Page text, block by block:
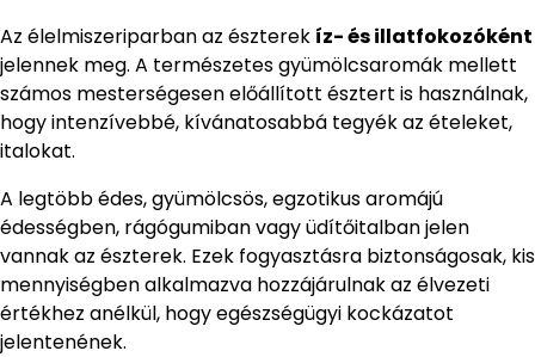
Az élelmiszeriparban az észterek íz- és illatfokozóként
jelennek meg. A természetes gyümölcsaromák mellett
számos mesterségesen előállított észtert is használnak,
hogy intenzívebbé, kívánatosabbá tegyék az ételeket,
italokat.
A legtöbb édes, gyümölcsös, egzotikus aromájú
édességben, rágógumiban vagy üdítőitalban jelen
vannak az észterek. Ezek fogyasztásra biztonságosak, kis
mennyiségben alkalmazva hozzájárulnak az élvezeti
értékhez anélkül, hogy egészségügyi kockázatot
jelentenének.